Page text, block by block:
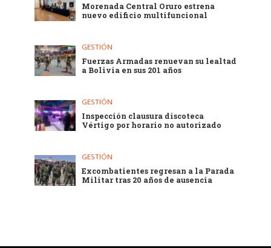
Morenada Central Oruro estrena
nuevo edificio multifuncional
GESTIÓN
Fuerzas Armadas renuevan su lealtad
a Bolivia en sus 201 años
GESTIÓN
Inspección clausura discoteca
Vértigo por horario no autorizado
GESTIÓN
Excombatientes regresan a la Parada
Militar tras 20 años de ausencia